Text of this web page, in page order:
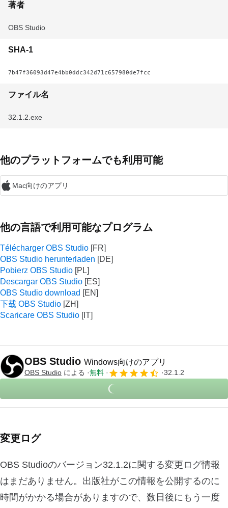
著者
OBS Studio
SHA-1
7b47f36093d47e4bb0ddc342d71c657980de7fcc
ファイル名
32.1.2.exe
他のプラットフォームでも利用可能
Mac向けのアプリ
他の言語で利用可能なプログラム
Télécharger OBS Studio
OBS Studio herunterladen
Pobierz OBS Studio
Descargar OBS Studio
OBS Studio download
下载 OBS Studio
Scaricare OBS Studio
OBS Studio Windows向けのアプリ
OBS Studio による 無料 32.1.2
変更ログ
OBS Studioのバージョン32.1.2に関する変更ログ情報
はまだありません。出版社がこの情報を公開するのに
時間がかかる場合がありますので、数日後にもう一度